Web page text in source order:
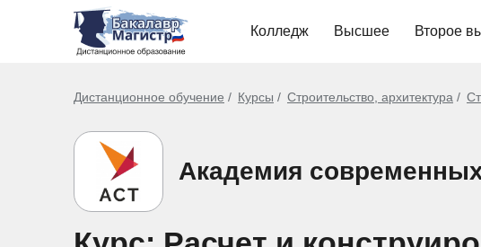
Колледж Высшее Второе
Дистанционное обучение Курсы Строительство, архитектура
Академия